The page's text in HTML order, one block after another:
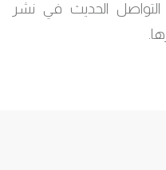
التواصل الحديث في نشر